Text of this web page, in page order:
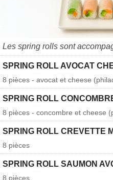
Les spring rolls sont
SPRING ROLL AVOCAT
8 pièces - avocat et cheese
SPRING ROLL
8 pièces - concombre et cheese
SPRING ROLL CREVETTE
8 pièces
SPRING ROLL SAUMON
8 pièces